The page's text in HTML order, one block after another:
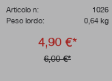
Articolo n:
1026
Peso lordo:
0,64 kg
4,90 €*
6,00 €*